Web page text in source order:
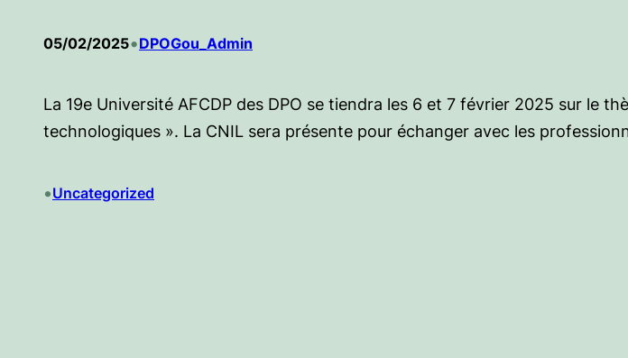
05/02/2025•DPOGou_Admin
La 19e Université AFCDP des DPO se tiendra les 6 et 7 février 2025 sur le
technologiques ». La CNIL sera présente pour échanger avec les
•Uncategorized